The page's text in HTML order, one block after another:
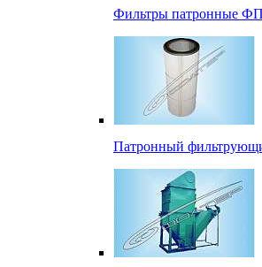
Фильтры патронные
Патронный